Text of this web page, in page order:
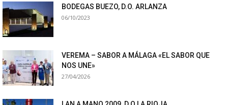
BODEGAS BUEZO, D.O. ARLANZA
06/10/2023
VEREMA – SABOR A MÁLAGA «EL SABOR QUE
NOS UNE»
27/04/2026